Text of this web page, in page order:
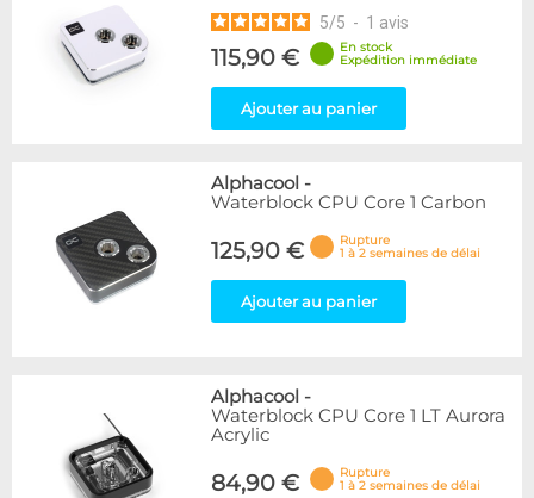
5/5 - 1 avis
115,90 €
En stock
Expédition immédiate
Ajouter au panier
Alphacool -
Waterblock CPU Core 1 Carbon
125,90 €
Rupture
1 à 2 semaines de délai
Ajouter au panier
Alphacool -
Waterblock CPU Core 1 LT Aurora
Acrylic
84,90 €
Rupture
1 à 2 semaines de délai